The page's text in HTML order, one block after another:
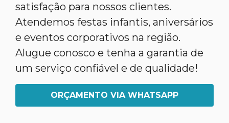
satisfação para nossos clientes.
Atendemos festas infantis, aniversários
e eventos corporativos na região.
Alugue conosco e tenha a garantia de
um serviço confiável e de qualidade!
ORÇAMENTO VIA WHATSAPP